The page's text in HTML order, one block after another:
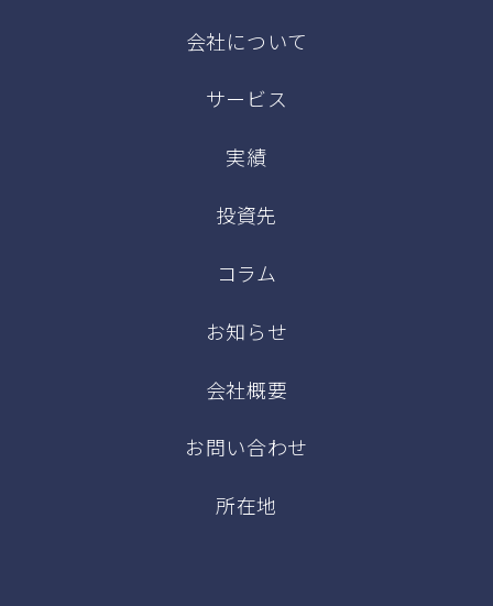
会社について
サービス
実績
投資先
コラム
お知らせ
会社概要
お問い合わせ
所在地